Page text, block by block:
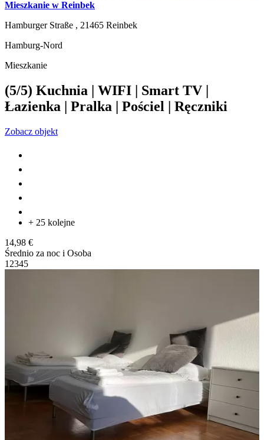
Mieszkanie w Reinbek
Hamburger Straße , 21465 Reinbek
Hamburg-Nord
Mieszkanie
(5/5) Kuchnia | WIFI | Smart TV |
Łazienka | Pralka | Pościel | Ręczniki
Zobacz objekt
+ 25 kolejne
14,98 €
Średnio za noc i Osoba
1 2345